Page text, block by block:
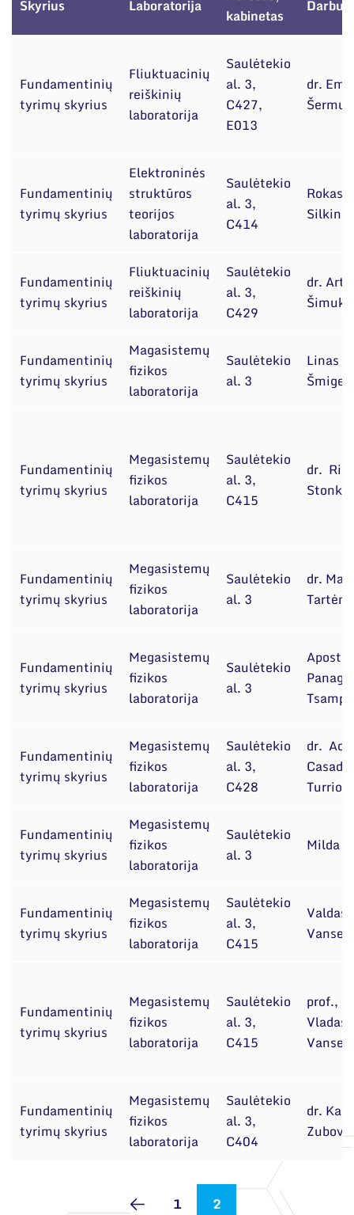
organizacijose bei asociacijose
Skyrius Laboratorija
kabinetas
Fundamentinių
tyrimų skyrius
Fliuktuacinių
reiškinių
laboratorija
Saulėtekio
al. 3,
C427,
E013
dr.
Fundamentinių
tyrimų skyrius
Elektroninės
struktūros
teorijos
laboratorija
Saulėtekio
al. 3,
C414
Rokas
Silkinis
Fundamentinių
tyrimų skyrius
Fliuktuacinių
reiškinių
laboratorija
Saulėtekio
al. 3,
C429
dr.
Fundamentinių
tyrimų skyrius
Magasistemų
fizikos
laboratorija
Saulėtekio
al. 3
Linas
Fundamentinių
tyrimų skyrius
Megasistemų
fizikos
laboratorija
Saulėtekio
al. 3,
C415
dr.
Fundamentinių
tyrimų skyrius
Megasistemų
fizikos
laboratorija
Saulėtekio
al. 3
dr.
Fundamentinių
tyrimų skyrius
Megasistemų
fizikos
laboratorija
Saulėtekio
al. 3
Fundamentinių
tyrimų skyrius
Megasistemų
fizikos
laboratorija
Saulėtekio
al. 3,
C428
dr.
Casado
Turrion
Fundamentinių
tyrimų skyrius
Megasistemų
fizikos
laboratorija
Saulėtekio
al. 3
Milda
Fundamentinių
tyrimų skyrius
Megasistemų
fizikos
laboratorija
Saulėtekio
al. 3,
C415
Valdas
Fundamentinių
tyrimų skyrius
Megasistemų
fizikos
laboratorija
Saulėtekio
al. 3,
C415
prof.,
Vladas
Fundamentinių
tyrimų skyrius
Megasistemų
fizikos
laboratorija
Saulėtekio
al. 3,
C404
dr.
1 2